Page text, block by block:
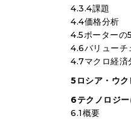
4.3.4課題
4.4価格分析
4.5ポーターの
4.6バリューチ
4.7マクロ経済
5ロシア・ウ
6テクノロジ
6.1概要